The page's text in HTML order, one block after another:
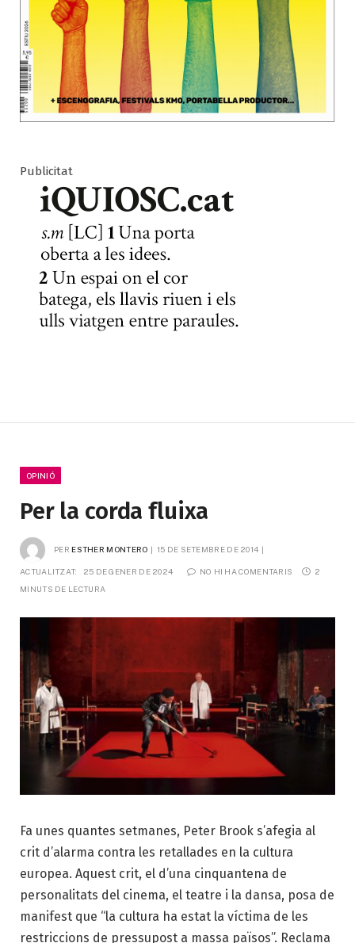
Publicitat
OPINIÓ
Per la corda fluixa
PER ESTHER MONTERO 15 DE SETEMBRE DE 2014
ACTUALITZAT: 25 DE GENER DE 2024 NO HI HA COMENTARIS
2
MINUTS DE LECTURA
Fa unes quantes setmanes, Peter Brook s’afegia al
crit d’alarma contra les retallades en la cultura
europea. Aquest crit, el d’una cinquantena de
personalitats del cinema, el teatre i la dansa, posa de
manifest que “la cultura ha estat la víctima de les
restriccions de pressupost a massa països”. Reclama